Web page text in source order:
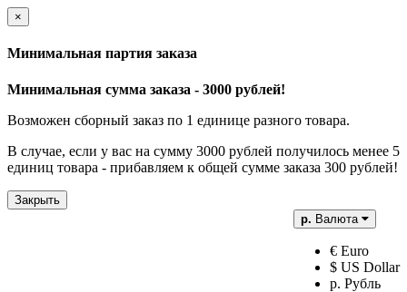
×
Минимальная партия заказа
Минимальная сумма заказа - 3000 рублей!
Возможен сборный заказ по 1 единице разного товара.
В случае, если у вас на сумму 3000 рублей получилось менее 5
единиц товара - прибавляем к общей сумме заказа 300 рублей!
Закрыть
р. Валюта
€ Euro
$ US Dollar
р. Рубль